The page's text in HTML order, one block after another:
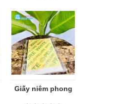
Giấy niêm phong